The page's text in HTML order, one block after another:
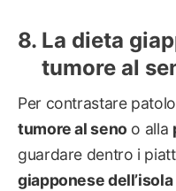
La dieta
tumore al
Per contrastare
tumore al seno o alla
guardare dentro i
giapponese